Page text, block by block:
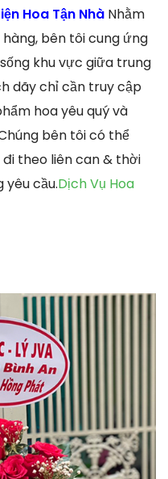
Hoa Tận Nhà Nhằm
bên tôi cung ứng
khu vực giữa trung
dãy chỉ cần truy cập
hoa yêu quý và
bên tôi có thể
theo liên can & thời
yêu cầu.Dịch Vụ Hoa